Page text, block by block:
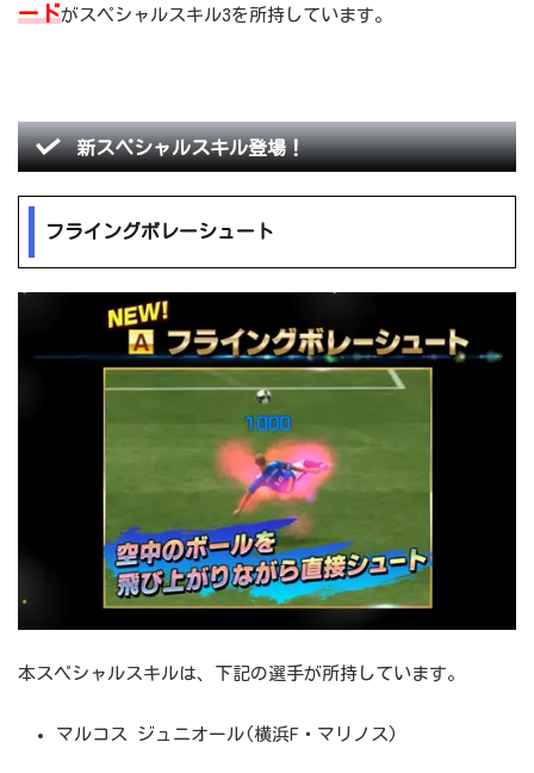
ードがスペシャルスキル3を所持しています。
新スペシャルスキル登場！
フライングボレーシュート
本スペシャルスキルは、下記の選手が所持しています。
マルコス ジュニオール(横浜F・マリノス)